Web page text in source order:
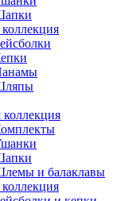
и балаклавы